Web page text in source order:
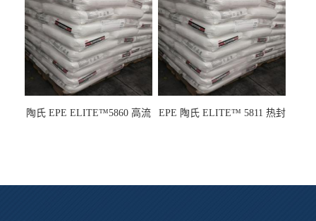
陶氏 EPE ELITE™5860 高流
EPE 陶氏 ELITE™ 5811 热封